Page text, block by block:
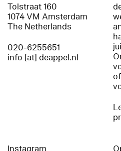
Tolstraat 160
1074 VM Amsterdam
The Netherlands
020-6255651
info [at] deappel.nl
Instagram